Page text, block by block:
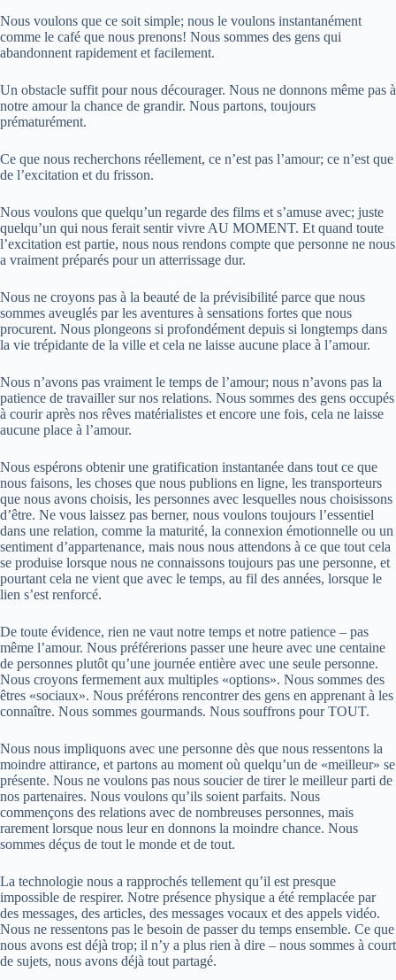
Nous voulons que ce soit simple; nous le voulons instantanément
comme le café que nous prenons! Nous sommes des gens qui
abandonnent rapidement et facilement.
Un obstacle suffit pour nous décourager. Nous ne donnons même pas à
notre amour la chance de grandir. Nous partons, toujours
prématurément.
Ce que nous recherchons réellement, ce n’est pas l’amour; ce n’est que
de l’excitation et du frisson.
Nous voulons que quelqu’un regarde des films et s’amuse avec; juste
quelqu’un qui nous ferait sentir vivre AU MOMENT. Et quand toute
l’excitation est partie, nous nous rendons compte que personne ne nous
a vraiment préparés pour un atterrissage dur.
Nous ne croyons pas à la beauté de la prévisibilité parce que nous
sommes aveuglés par les aventures à sensations fortes que nous
procurent. Nous plongeons si profondément depuis si longtemps dans
la vie trépidante de la ville et cela ne laisse aucune place à l’amour.
Nous n’avons pas vraiment le temps de l’amour; nous n’avons pas la
patience de travailler sur nos relations. Nous sommes des gens occupés
à courir après nos rêves matérialistes et encore une fois, cela ne laisse
aucune place à l’amour.
Nous espérons obtenir une gratification instantanée dans tout ce que
nous faisons, les choses que nous publions en ligne, les transporteurs
que nous avons choisis, les personnes avec lesquelles nous choisissons
d’être. Ne vous laissez pas berner, nous voulons toujours l’essentiel
dans une relation, comme la maturité, la connexion émotionnelle ou un
sentiment d’appartenance, mais nous nous attendons à ce que tout cela
se produise lorsque nous ne connaissons toujours pas une personne, et
pourtant cela ne vient que avec le temps, au fil des années, lorsque le
lien s’est renforcé.
De toute évidence, rien ne vaut notre temps et notre patience – pas
même l’amour. Nous préférerions passer une heure avec une centaine
de personnes plutôt qu’une journée entière avec une seule personne.
Nous croyons fermement aux multiples «options». Nous sommes des
êtres «sociaux». Nous préférons rencontrer des gens en apprenant à les
connaître. Nous sommes gourmands. Nous souffrons pour TOUT.
Nous nous impliquons avec une personne dès que nous ressentons la
moindre attirance, et partons au moment où quelqu’un de «meilleur» se
présente. Nous ne voulons pas nous soucier de tirer le meilleur parti de
nos partenaires. Nous voulons qu’ils soient parfaits. Nous
commençons des relations avec de nombreuses personnes, mais
rarement lorsque nous leur en donnons la moindre chance. Nous
sommes déçus de tout le monde et de tout.
La technologie nous a rapprochés tellement qu’il est presque
impossible de respirer. Notre présence physique a été remplacée par
des messages, des articles, des messages vocaux et des appels vidéo.
Nous ne ressentons pas le besoin de passer du temps ensemble. Ce que
nous avons est déjà trop; il n’y a plus rien à dire – nous sommes à court
de sujets, nous avons déjà tout partagé.